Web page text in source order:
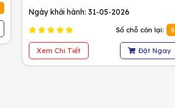
Ngày khởi hành: 31-05-2026
Số chỗ còn lại: 6
Xem Chi Tiết Đặt Ngay